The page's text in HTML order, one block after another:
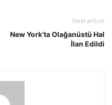
Next article
New York’ta Olağanüstü Hal
İlan Edildi